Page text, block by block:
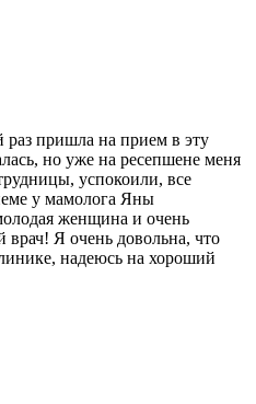
раз пришла на прием в эту
но уже на ресепшене меня
успокоили, все
у мамолога Яны
женщина и очень
Я очень довольна, что
надеюсь на хороший